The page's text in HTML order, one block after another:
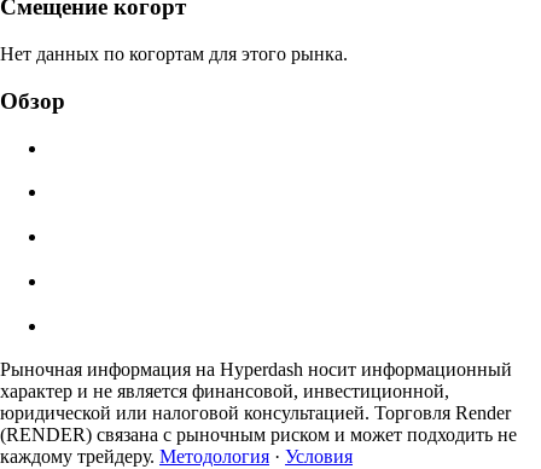
N/A
0.0450% / 0.0150%
Смещение когорт
Нет данных по когортам для этого рынка.
Обзор
Рыночная информация на Hyperdash носит информационный
характер и не является финансовой, инвестиционной,
юридической или налоговой консультацией. Торговля Render
(RENDER) связана с рыночным риском и может подходить не
каждому трейдеру. Методология · Условия